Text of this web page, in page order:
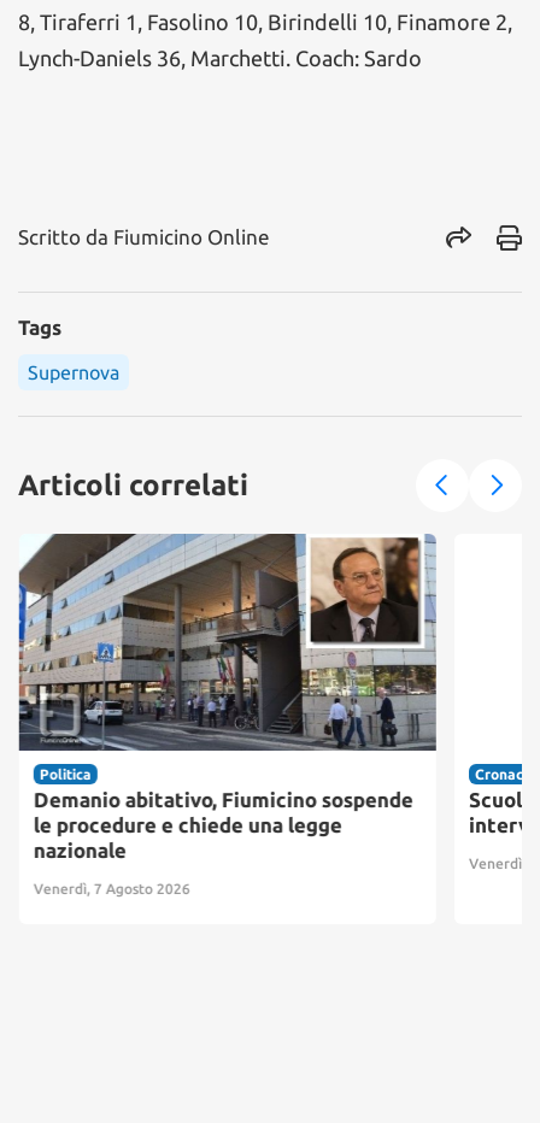
8, Tiraferri 1, Fasolino 10, Birindelli 10, Finamore 2,
Lynch-Daniels 36, Marchetti. Coach: Sardo
Scritto da Fiumicino Online
Tags
Supernova
Articoli correlati
Politica
Demanio abitativo, Fiumicino sospende
le procedure e chiede una legge
nazionale
Venerdì, 7 Agosto 2026
Cronaca
Scuole
Venerdì,